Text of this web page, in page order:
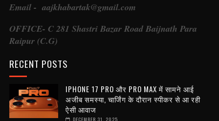
Email - aajkhabartak@gmail.com
OFFICE- C 281 Shastri Bazar Road Baijnath Para
Raipur (C.G)
RECENT POSTS
IPHONE 17 PRO और PRO MAX में सामने आई
अजीब समस्या, चार्जिंग के दौरान स्पीकर से आ रही
ऐसी आवाज
DECEMBER 31, 2025